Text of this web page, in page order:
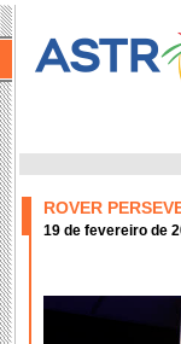
ROVER
19 de fevereiro de